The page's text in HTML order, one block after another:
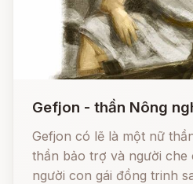
Gefjon - thần Nông
Gefjon có lẽ là một nữ
thần bảo trợ và người che
người con gái đồng trinh